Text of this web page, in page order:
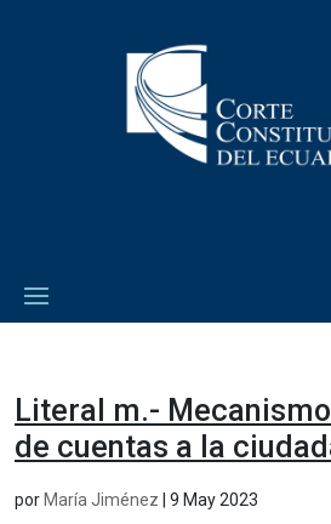
Literal m.-
de cuentas a la
por María Jiménez 9 May 2023